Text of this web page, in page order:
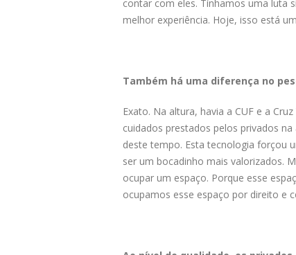
contar com eles. Tínhamos uma luta
melhor experiência. Hoje, isso está
Também há uma diferença no
Exato. Na altura, havia a CUF e a
cuidados prestados pelos privados
deste tempo. Esta tecnologia forçou
ser um bocadinho mais valorizados.
ocupar um espaço. Porque esse
ocupamos esse espaço por direito e